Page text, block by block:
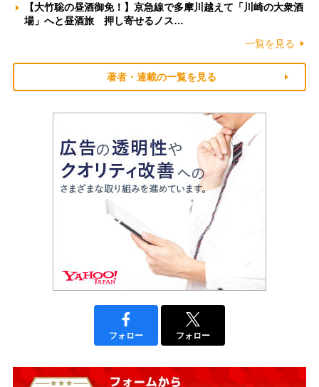
【大竹聡の昼酒御免！】京急線で多摩川越えて「川崎の大衆酒
場」へと昼酒旅 押し寄せるノス…
一覧を見る
著者・連載の一覧を見る
フォロー フォロー